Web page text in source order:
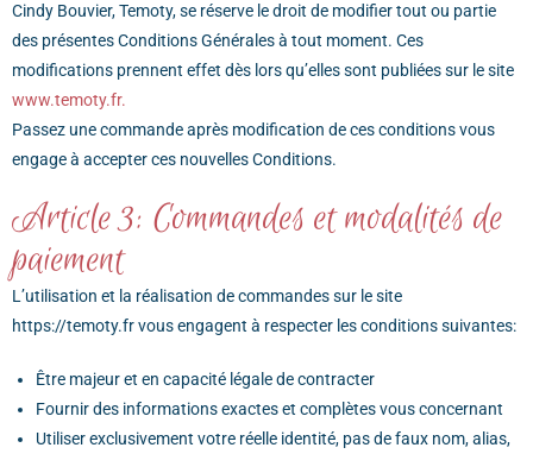
Cindy Bouvier, Temoty, se réserve le droit de modifier tout ou partie
des présentes Conditions Générales à tout moment. Ces
modifications prennent effet dès lors qu’elles sont publiées sur le site
www.temoty.fr.
Passez une commande après modification de ces conditions vous
engage à accepter ces nouvelles Conditions.
Article 3: Commandes et modalités de
paiement
L’utilisation et la réalisation de commandes sur le site
https://temoty.fr vous engagent à respecter les conditions suivantes:
Être majeur et en capacité légale de contracter
Fournir des informations exactes et complètes vous concernant
Utiliser exclusivement votre réelle identité, pas de faux nom, alias,